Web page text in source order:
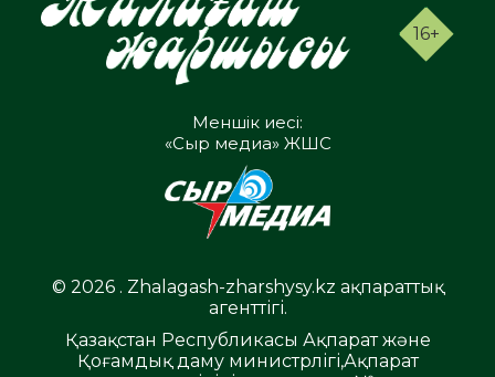
16+
Меншік иесі:
«Сыр медиа» ЖШС
© 2026 . Zhalagash-zharshysy.kz ақпараттық
агенттігі.
Қазақстан Республикасы Ақпарат және
Қоғамдық даму министрлігі,Ақпарат